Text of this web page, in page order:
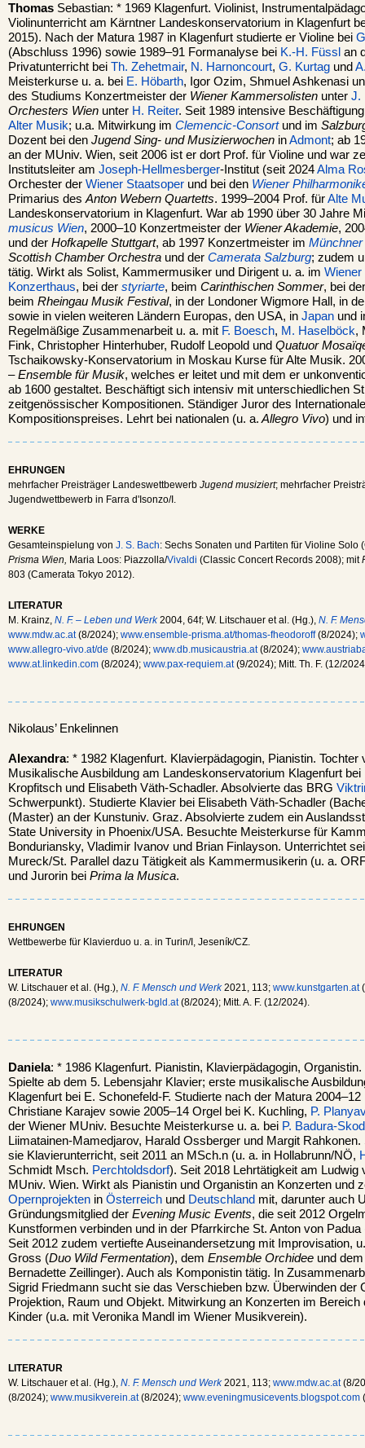
Thomas Sebastian: * 1969 Klagenfurt. Violinist,
Violinunterricht am Kärntner Landeskonservatorium in Klagenfurt
2015). Nach der Matura 1987 in Klagenfurt studierte er Violine bei
(Abschluss 1996) sowie 1989–91 Formanalyse bei K.-H. Füssl an
Privatunterricht bei Th. Zehetmair, N. Harnoncourt, G. Kurtag und
Meisterkurse u. a. bei E. Höbarth, Igor Ozim, Shmuel Ashkenasi
des Studiums Konzertmeister der Wiener Kammersolisten unter J.
Orchesters Wien unter H. Reiter. Seit 1989 intensive
Alter Musik; u.a. Mitwirkung im Clemencic-Consortund im
Dozent bei den Jugend Sing- und Musizierwochen inAdmont; ab
an der MUniv. Wien, seit 2006 ist er dort Prof. für Violine und war
Institutsleiter am Joseph-Hellmesberger-Institut (seit 2024Alma
Orchester der Wiener Staatsoper und bei den Wiener
Primarius des Anton Webern Quartetts. 1999–2004 Prof. fürAlte
Landeskonservatorium in Klagenfurt. War ab 1990 über 30 Jahre
musicus Wien, 2000–10 Konzertmeister der Wiener Akademie,
und der Hofkapelle Stuttgart, ab 1997 Konzertmeister im Münchner
Scottish Chamber Orchestra und der Camerata Salzburg; zudem
tätig. Wirkt als Solist, Kammermusiker und Dirigent u. a. im
Konzerthaus, bei der styriarte, beim Carinthischen Sommer, bei
beim Rheingau Musik Festival, in der Londoner Wigmore Hall, in
sowie in vielen weiteren Ländern Europas, den USA, in Japan und
Regelmäßige Zusammenarbeit u. a. mit F. Boesch, M. Haselböck,
Fink, Christopher Hinterhuber, Rudolf Leopold und Quatuor
Tschaikowsky-Konservatorium in Moskau Kurse für Alte Musik.
– Ensemble für Musik, welches er leitet und mit dem er
ab 1600 gestaltet. Beschäftigt sich intensiv mit unterschiedlichen
zeitgenössischer Kompositionen. Ständiger Juror des
Kompositionspreises. Lehrt bei nationalen (u. a. Allegro Vivo) und
EHRUNGEN
mehrfacher Preisträger Landeswettbewerb Jugend musiziert; mehrfacher
Jugendwettbewerb in Farra d'Isonzo/I.
WERKE
Gesamteinspielung von J. S. Bach: Sechs Sonaten und Partiten für Violine Solo
Prisma Wien, Maria Loos: Piazzolla/Vivaldi (Classic Concert Records 2008); mit
803 (Camerata Tokyo 2012).
LITERATUR
M. Krainz, N. F. – Leben und Werk2004, 64f; W. Litschauer et al. (Hg.), N. F.
www.mdw.ac.at(8/2024); www.ensemble-prisma.at/thomas-fheodoroff(8/2024);
www.allegro-vivo.at/de (8/2024); www.db.musicaustria.at(8/2024);
www.at.linkedin.com (8/2024); www.pax-requiem.at(9/2024); Mitt. Th. F. (12/
Nikolaus’ Enkelinnen
Alexandra: * 1982 Klagenfurt. Klavierpädagogin, Pianistin. Tochter
Musikalische Ausbildung am Landeskonservatorium Klagenfurt
Kropfitsch und Elisabeth Väth-Schadler. Absolvierte das BRG
Schwerpunkt). Studierte Klavier bei Elisabeth Väth-Schadler
(Master) an der Kunstuniv. Graz. Absolvierte zudem ein
State University in Phoenix/USA. Besuchte Meisterkurse für
Bonduriansky, Vladimir Ivanov und Brian Finlayson. Unterrichtet
Mureck/St. Parallel dazu Tätigkeit als Kammermusikerin (u. a.
und Jurorin bei Prima la Musica.
EHRUNGEN
Wettbewerbe für Klavierduo u. a. in Turin/I, Jeseník/CZ.
LITERATUR
W. Litschauer et al. (Hg.), N. F. Mensch und Werk2021, 113; www.kunstgarten.at
(8/2024); www.musikschulwerk-bgld.at(8/2024); Mitt. A. F. (12/2024).
Daniela: * 1986 Klagenfurt. Pianistin, Klavierpädagogin,
Spielte ab dem 5. Lebensjahr Klavier; erste musikalische
Klagenfurt bei E. Schonefeld-F. Studierte nach der Matura
Christiane Karajev sowie 2005–14 Orgel bei K. Kuchling, P.
der Wiener MUniv. Besuchte Meisterkurse u. a. bei P. Badura-
Liimatainen-Mamedjarov, Harald Ossberger und Margit
sie Klavierunterricht, seit 2011 an MSch.n (u. a. in Hollabrunn/NÖ,
Schmidt Msch. Perchtoldsdorf). Seit 2018 Lehrtätigkeit am Ludwig
MUniv. Wien. Wirkt als Pianistin und Organistin an Konzerten und
Opernprojekten in Österreich und Deutschland mit, darunter auch
Gründungsmitglied der Evening Music Events, die seit 2012
Kunstformen verbinden und in der Pfarrkirche St. Anton von
Seit 2012 zudem vertiefte Auseinandersetzung mit Improvisation,
Gross (Duo Wild Fermentation), dem Ensemble Orchidee und
Bernadette Zeillinger). Auch als Komponistin tätig. In
Sigrid Friedmann sucht sie das Verschieben bzw. Überwinden der
Projektion, Raum und Objekt. Mitwirkung an Konzerten im
Kinder (u.a. mit Veronika Mandl im Wiener Musikverein).
LITERATUR
W. Litschauer et al. (Hg.), N. F. Mensch und Werk2021, 113; www.mdw.ac.at(8/
(8/2024); www.musikverein.at(8/2024); www.eveningmusicevents.blogspot.com